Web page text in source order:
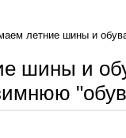
летние шины и
шины и